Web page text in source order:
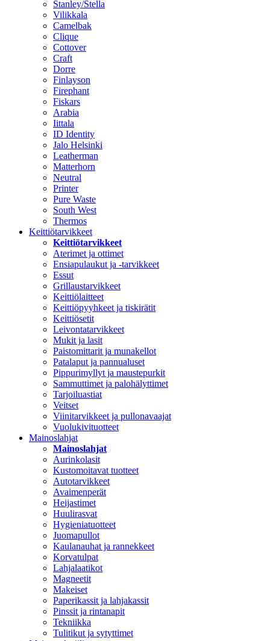
Stanley/Stella
Vilikkala
Camelbak
Clique
Cottover
Craft
Dorre
Finlayson
Firephant
Fiskars
Arabia
Iittala
ID Identity
Jalo Helsinki
Leatherman
Matterhorn
Neutral
Printer
Pure Waste
South West
Thermos
Keittiötarvikkeet
Keittiötarvikkeet
Aterimet ja ottimet
Ensiapulaukut ja -tarvikkeet
Essut
Grillaustarvikkeet
Keittiölaitteet
Keittiöpyyhkeet ja tiskirätit
Keittiösetit
Leivontatarvikkeet
Mukit ja lasit
Paistomittarit ja munakellot
Patalaput ja pannualuset
Pippurimyllyt ja maustepurkit
Sammuttimet ja palohälyttimet
Tarjoiluastiat
Veitset
Viinitarvikkeet ja pullonavaajat
Vuolukivituotteet
Mainoslahjat
Mainoslahjat
Aurinkolasit
Kustomoitavat tuotteet
Autotarvikkeet
Avaimenperät
Heijastimet
Huulirasvat
Hygieniatuotteet
Juomapullot
Kaulanauhat ja rannekkeet
Korvatulpat
Lahjalaatikot
Magneetit
Makeiset
Paperikassit ja lahjakassit
Pinssit ja rintanapit
Tekniikka
Tulitikut ja sytyttimet